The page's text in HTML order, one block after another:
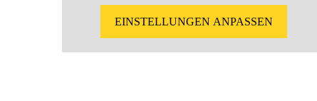
EINSTELLUNGEN ANPASSEN